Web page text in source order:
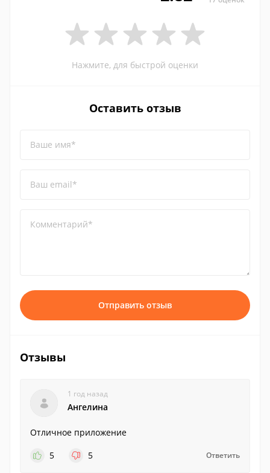
Нажмите, для быстрой оценки
Оставить отзыв
Ваше имя*
Ваш email*
Комментарий*
Отправить отзыв
Отзывы
1 год назад
Ангелина
Отличное приложение
5
5 Ответить